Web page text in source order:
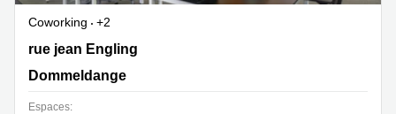
Coworking
+2
2 rue jean Engling, Dommeldange
rue jean Engling
Dommeldange
Espaces: